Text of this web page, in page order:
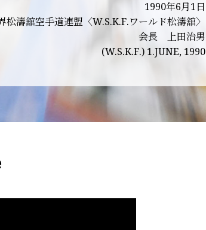
1990年6月1日
松濤舘空手道連盟〈W.S.K.F.ワールド松濤舘〉
会長 上田治男
(W.S.K.F.) 1.JUNE, 1990